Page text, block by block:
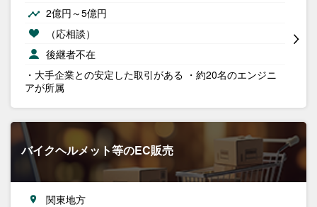
2億円～5億円
（応相談）
後継者不在
・大手企業との安定した取引がある ・約20名のエンジニ
アが所属
バイクヘルメット等のEC販売
関東地方